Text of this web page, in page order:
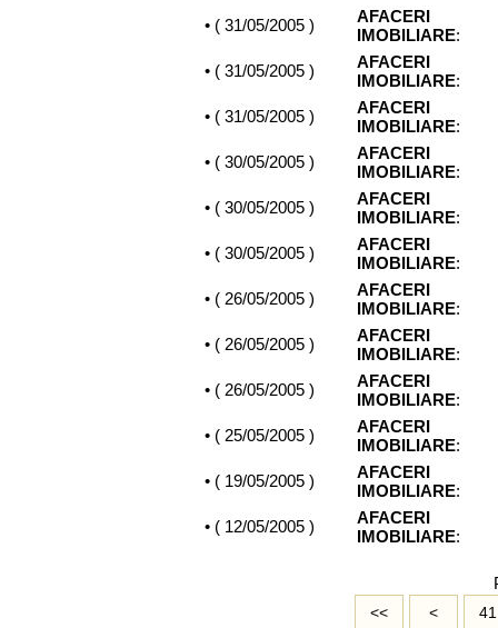
• ( 31/05/2005 )
AFACERI
IMOBILIARE:
• ( 31/05/2005 )
AFACERI
IMOBILIARE:
• ( 31/05/2005 )
AFACERI
IMOBILIARE:
• ( 30/05/2005 )
AFACERI
IMOBILIARE:
• ( 30/05/2005 )
AFACERI
IMOBILIARE:
• ( 30/05/2005 )
AFACERI
IMOBILIARE:
• ( 26/05/2005 )
AFACERI
IMOBILIARE:
• ( 26/05/2005 )
AFACERI
IMOBILIARE:
• ( 26/05/2005 )
AFACERI
IMOBILIARE:
• ( 25/05/2005 )
AFACERI
IMOBILIARE:
• ( 19/05/2005 )
AFACERI
IMOBILIARE:
• ( 12/05/2005 )
AFACERI
IMOBILIARE:
<< < 41